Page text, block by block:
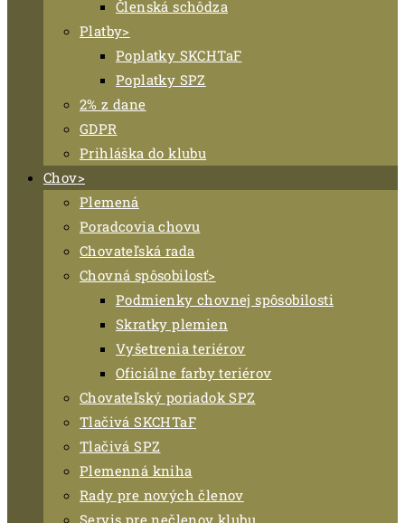
Členská schôdza
Platby
Poplatky SKCHTaF
Poplatky SPZ
2% z dane
GDPR
Prihláška do klubu
Chov
Plemená
Poradcovia chovu
Chovateľská rada
Chovná spôsobilosť
Podmienky chovnej spôsobilosti
Skratky plemien
Vyšetrenia teriérov
Oficiálne farby teriérov
Chovateľský poriadok SPZ
Tlačivá SKCHTaF
Tlačivá SPZ
Plemenná kniha
Rady pre nových členov
Servis pre nečlenov klubu